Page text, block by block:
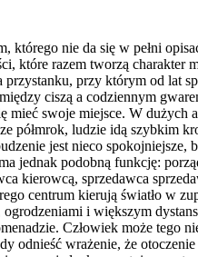
którego nie da się w pełni
które razem tworzą
przystanku, przy którym od lat
między ciszą a codziennym
mieć swoje miejsce. W
półmrok, ludzie idą szybkim
jest nieco
jednak podobną funkcję:
kierowcą, sprzedawca
centrum kierują światło w
ogrodzeniami i większym
Człowiek może tego
odnieść wrażenie, że